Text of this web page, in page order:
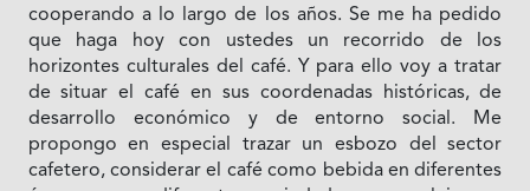
cooperando a lo largo de los años. Se me ha pedido
que haga hoy con ustedes un recorrido de los
horizontes culturales del café. Y para ello voy a tratar
de situar el café en sus coordenadas históricas, de
desarrollo económico y de entorno social. Me
propongo en especial trazar un esbozo del sector
cafetero, considerar el café como bebida en diferentes